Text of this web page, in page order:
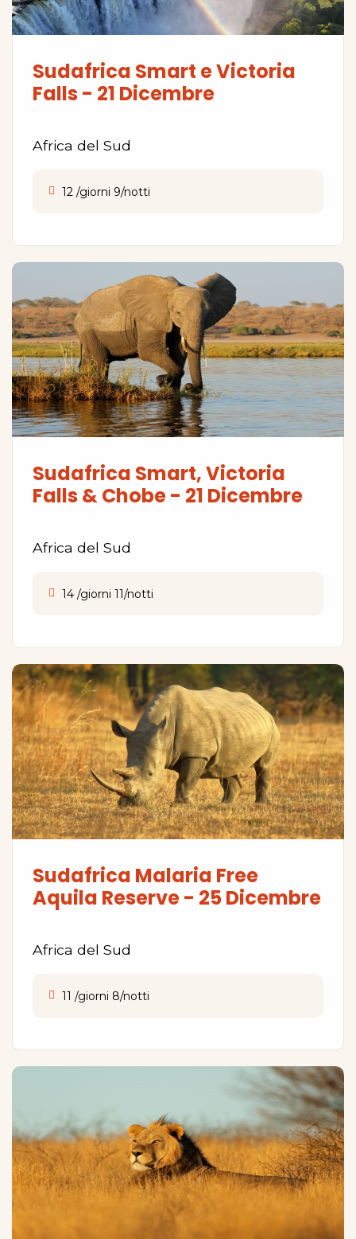
Sudafrica Smart e Victoria
Falls - 21 Dicembre
Africa del Sud
12 /giorni 9/notti
Sudafrica Smart, Victoria
Falls & Chobe - 21 Dicembre
Africa del Sud
14 /giorni 11/notti
Sudafrica Malaria Free
Aquila Reserve - 25 Dicembre
Africa del Sud
11 /giorni 8/notti